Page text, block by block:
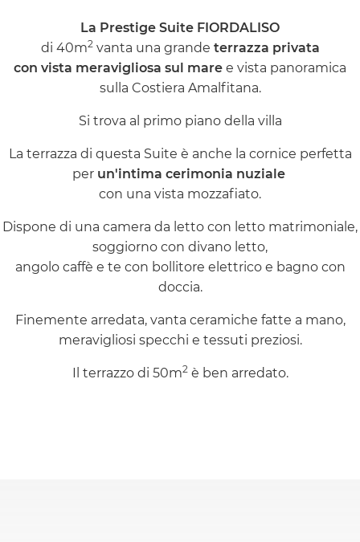
La Prestige Suite FIORDALISO
di 40m2vanta una grande terrazza privata
con vista meravigliosa sul mare e vista panoramica
sulla Costiera Amalfitana.
Si trova al primo piano della villa
La terrazza di questa Suite è anche la cornice perfetta
per un'intima cerimonia nuziale
con una vista mozzafiato.
Dispone di una camera da letto con letto matrimoniale,
soggiorno con divano letto,
angolo caffè e te con bollitore elettrico e bagno con
doccia.
Finemente arredata, vanta ceramiche fatte a mano,
meravigliosi specchi e tessuti preziosi.
Il terrazzo di 50m2è ben arredato.